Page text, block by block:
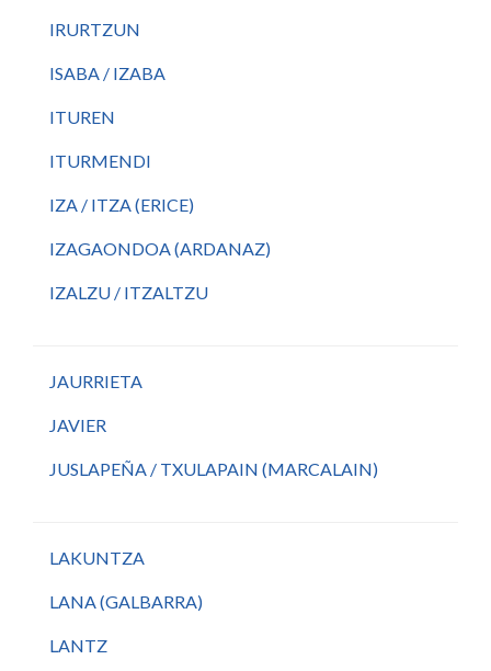
IRURTZUN
ISABA / IZABA
ITUREN
ITURMENDI
IZA / ITZA (ERICE)
IZAGAONDOA (ARDANAZ)
IZALZU / ITZALTZU
JAURRIETA
JAVIER
JUSLAPEÑA / TXULAPAIN (MARCALAIN)
LAKUNTZA
LANA (GALBARRA)
LANTZ